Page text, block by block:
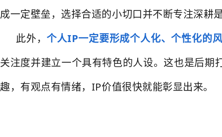
成一定壁垒，选择合适的小切口并不断专注深耕
此外，个人IP一定要形成个人化、个性化的
关注度并建立一个具有特色的人设。这也是后
趣，有观点有情绪，IP价值很快就能彰显出来。